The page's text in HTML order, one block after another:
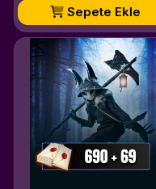
Sepete Ekle